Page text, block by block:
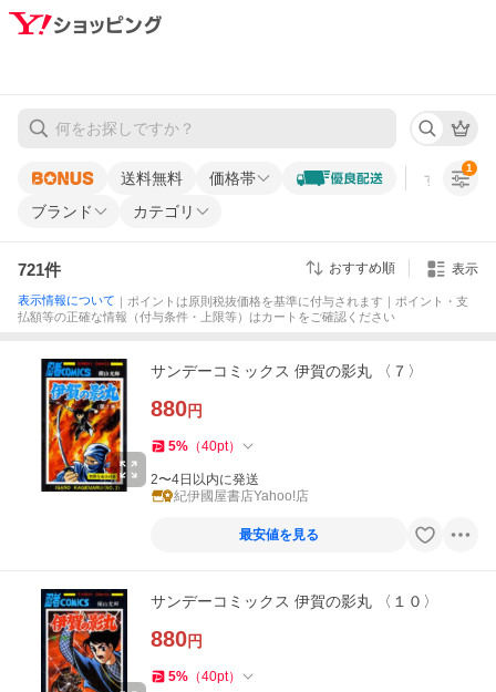
送料無料 価格帯 すべての条
ブランド カテゴリ
1
721件 おすすめ順 表示
表示情報について ｜ポイントは原則税抜価格を基準に付与されます｜ポイント・支
払額等の正確な情報（付与条件・上限等）はカートをご確認ください
サンデーコミックス 伊賀の影丸 〈７〉
880円
5% （40pt）
2〜4日以内に発送
紀伊國屋書店Yahoo!店
最安値を見る
サンデーコミックス 伊賀の影丸 〈１０〉
880円
5% （40pt）